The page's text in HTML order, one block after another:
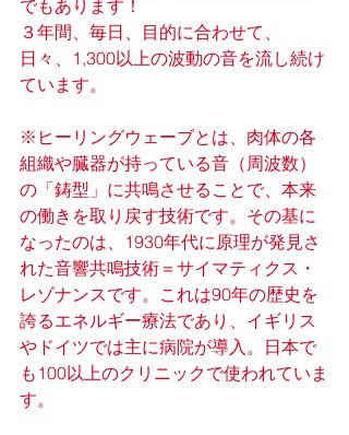
でもあります！
３年間、毎日、目的に合わせて、
日々、1,300以上の波動の音を流し続け
ています。
※ヒーリングウェーブとは、肉体の各
組織や臓器が持っている音（周波数）
の「鋳型」に共鳴させることで、本来
の働きを取り戻す技術です。その基に
なったのは、1930年代に原理が発見さ
れた音響共鳴技術＝サイマティクス・
レゾナンスです。これは90年の歴史を
誇るエネルギー療法であり、イギリス
やドイツでは主に病院が導入。日本で
も100以上のクリニックで使われていま
す。